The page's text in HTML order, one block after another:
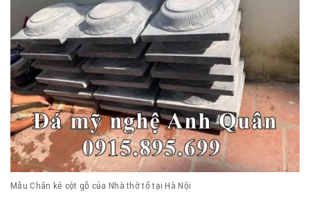
Mẫu Chân kê cột gỗ của Nhà thờ tổ tại Hà Nội